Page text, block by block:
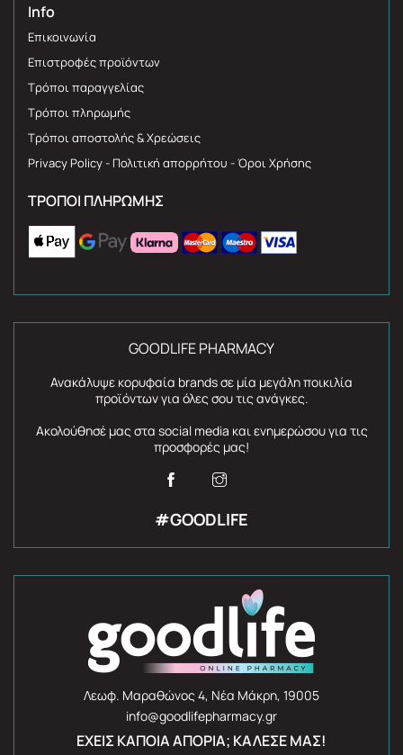
Info
Επικοινωνία
Επιστροφές προϊόντων
Τρόποι παραγγελίας
Τρόποι πληρωμής
Τρόποι αποστολής & Χρεώσεις
Privacy Policy - Πολιτική απορρήτου - Όροι Χρήσης
ΤΡΌΠΟΙ ΠΛΗΡΩΜΉΣ
GOODLIFE PHARMACY
Ανακάλυψε κορυφαία brands σε μία μεγάλη ποικιλία
προϊόντων για όλες σου τις ανάγκες.
Ακολούθησέ μας στα social media και ενημερώσου για τις
προσφορές μας!
#GOODLIFE
Λεωφ. Μαραθώνος 4, Νέα Μάκρη, 19005
info@goodlifepharmacy.gr
ΈΧΕΙΣ ΚΆΠΟΙΑ ΑΠΟΡΊΑ; ΚΆΛΕΣΈ ΜΑΣ!